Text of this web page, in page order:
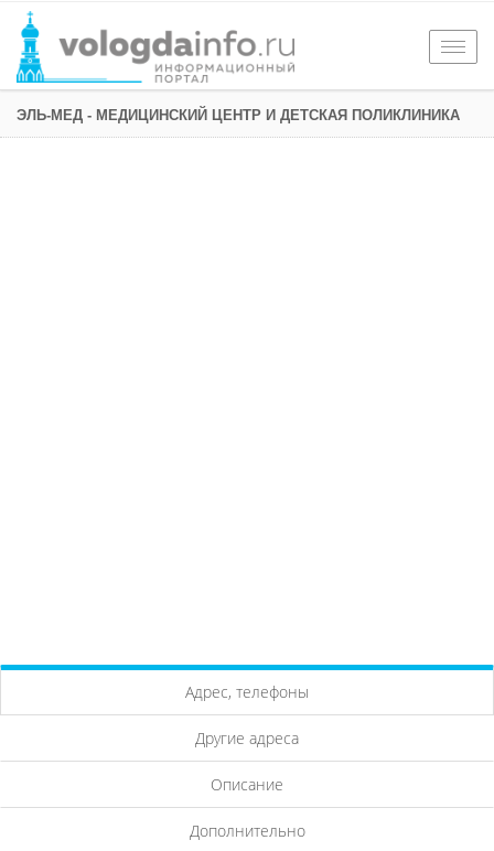
ЭЛЬ-МЕД - МЕДИЦИНСКИЙ ЦЕНТР И ДЕТСКАЯ ПОЛИКЛИНИКА
Адрес, телефоны
Другие адреса
Описание
Дополнительно